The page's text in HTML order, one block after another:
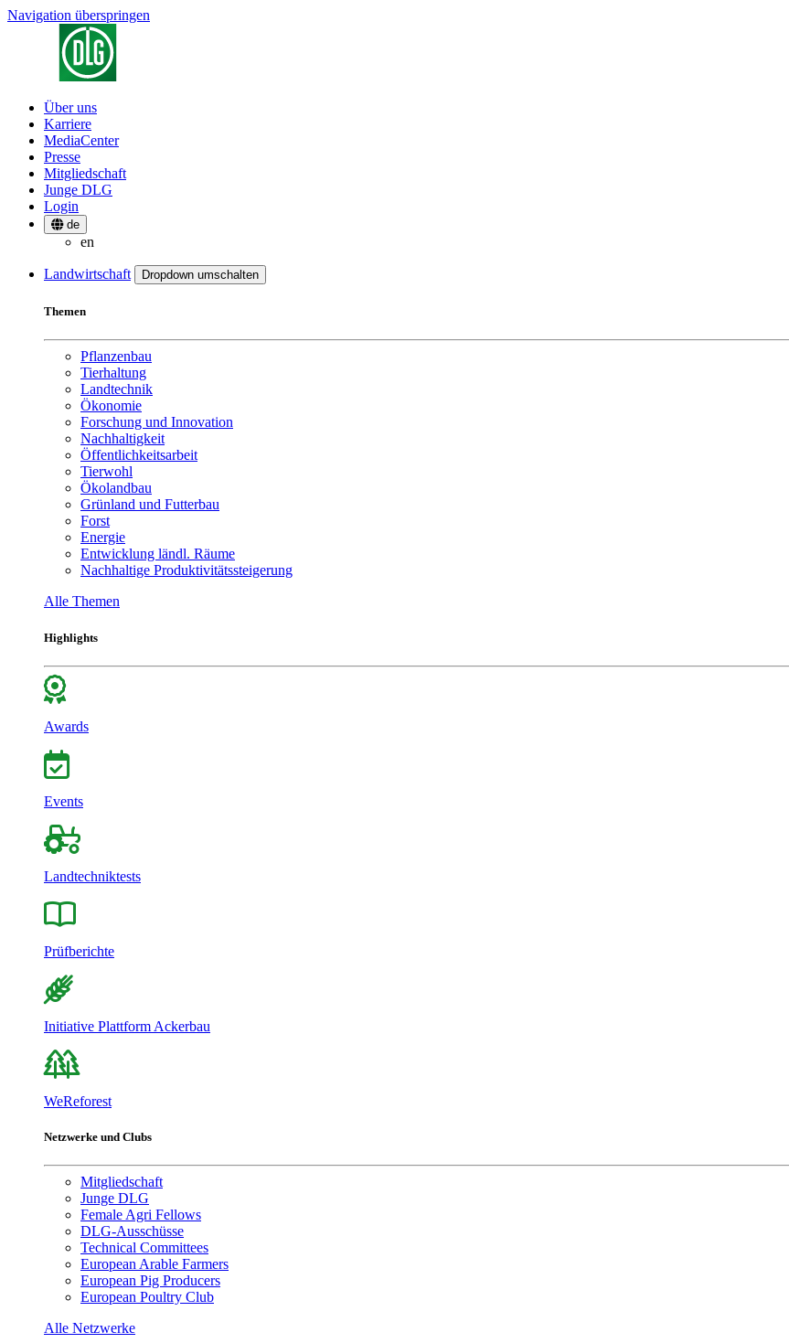
Navigation überspringen
Über uns
Karriere
MediaCenter
Presse
Mitgliedschaft
Junge DLG
Login
de
en
Landwirtschaft Dropdown umschalten
Themen
Pflanzenbau
Tierhaltung
Landtechnik
Ökonomie
Forschung und Innovation
Nachhaltigkeit
Öffentlichkeitsarbeit
Tierwohl
Ökolandbau
Grünland und Futterbau
Forst
Energie
Entwicklung ländl. Räume
Nachhaltige Produktivitätssteigerung
Alle Themen
Highlights
Awards
Events
Landtechniktests
Prüfberichte
Initiative Plattform Ackerbau
WeReforest
Netzwerke und Clubs
Mitgliedschaft
Junge DLG
Female Agri Fellows
DLG-Ausschüsse
Technical Committees
European Arable Farmers
European Pig Producers
European Poultry Club
Alle Netzwerke